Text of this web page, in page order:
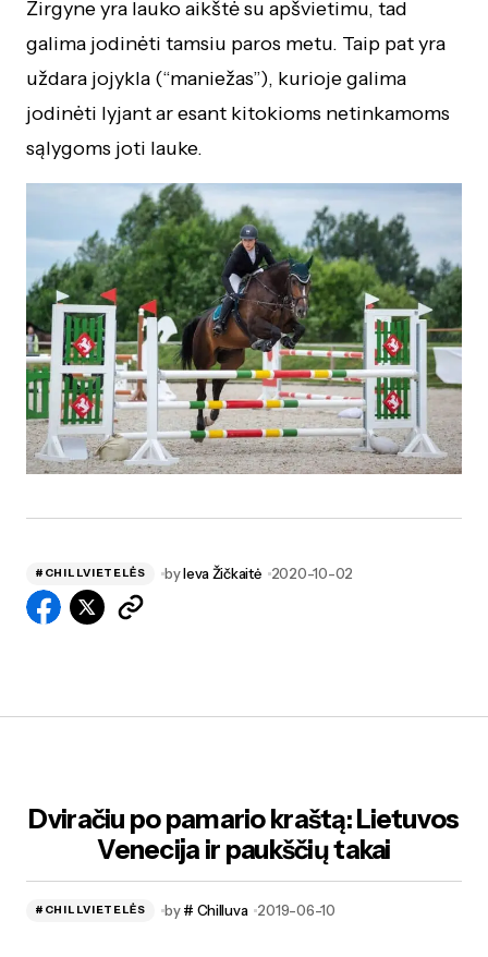
Žirgyne yra lauko aikštė su apšvietimu, tad
galima jodinėti tamsiu paros metu. Taip pat yra
uždara jojykla (“maniežas”), kurioje galima
jodinėti lyjant ar esant kitokioms netinkamoms
sąlygoms joti lauke.
#CHILLVIETELĖS byIeva Žičkaitė 2020-10-02
Dviračiu po pamario kraštą: Lietuvos
Venecija ir paukščių takai
#CHILLVIETELĖS by # Chilluva 2019-06-10